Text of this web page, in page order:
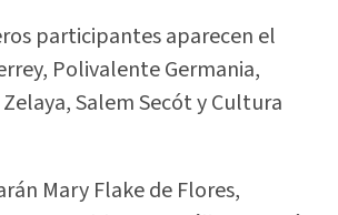
participantes aparecen el
Polivalente Germania,
Salem Secót y Cultura
Mary Flake de Flores,